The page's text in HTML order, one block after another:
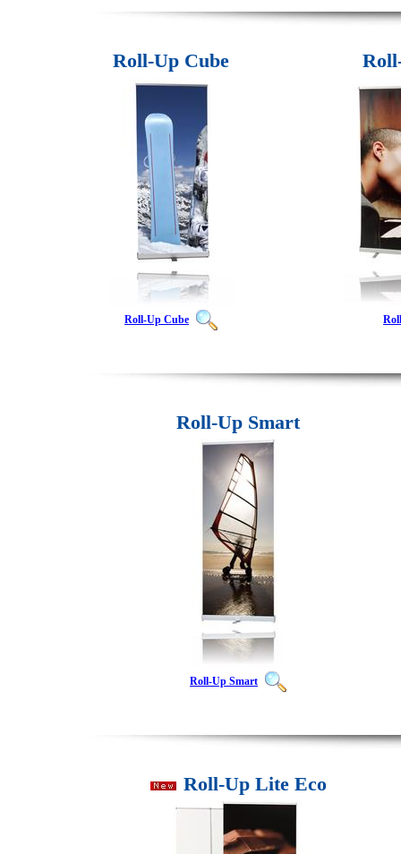
Roll-Up Cube
Roll-Up Cube
Roll-Up Smart
Roll-Up Smart
Roll-Up Lite Eco